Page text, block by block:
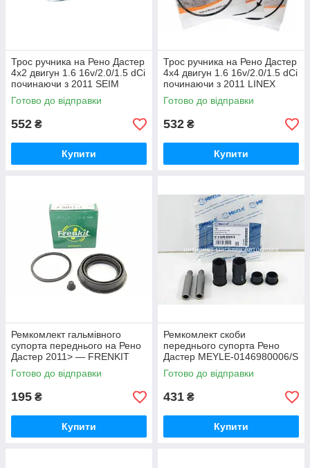
Трос ручника на Рено Дастер
4x2 двигун 1.6 16v/2.0/1.5 dCi
починаючи з 2011 SEIM
(Італія)554908
Готово до відправки
552 ₴
Купити
Трос ручника на Рено Дастер
4x4 двигун 1.6 16v/2.0/1.5 dCi
починаючи з 2011 LINEX
(Польща) 10.01.07
Готово до відправки
532 ₴
Купити
Ремкомлект гальмівного
супорта переднього на Рено
Дастер 2011> — FRENKIT
254108
Готово до відправки
195 ₴
Купити
Ремкомлект скоби
переднього супорта Рено
Дастер MEYLE-0146980006/S
Готово до відправки
431 ₴
Купити